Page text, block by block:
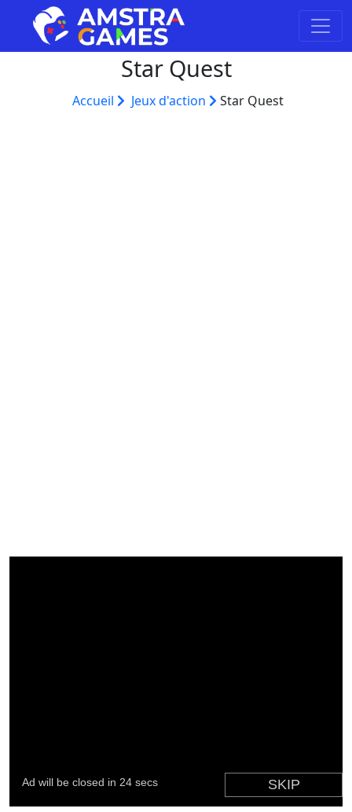
Star Quest
Accueil Jeux d'action Star Quest